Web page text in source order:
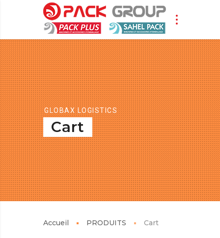
GLOBAX LOGISTICS
Cart
Accueil PRODUITS Cart